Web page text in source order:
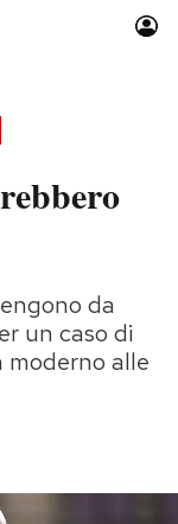
da
un caso di
alle